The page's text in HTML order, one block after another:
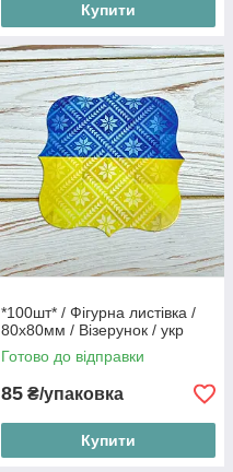
Купити
*100шт* / Фігурна листівка /
80х80мм / Візерунок / укр
Готово до відправки
85 ₴/упаковка
Купити